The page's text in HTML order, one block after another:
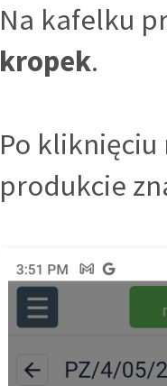
Na kafelku
kropek.
Po
produkcie